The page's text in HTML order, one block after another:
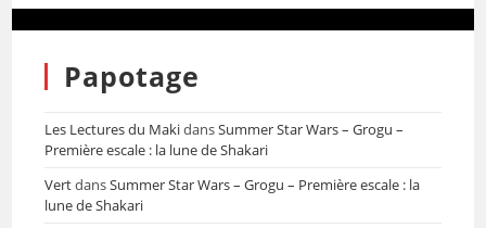
Papotage
Les Lectures du MakidansSummer Star Wars – Grogu –
Première escale : la lune de Shakari
VertdansSummer Star Wars – Grogu – Première escale : la
lune de Shakari